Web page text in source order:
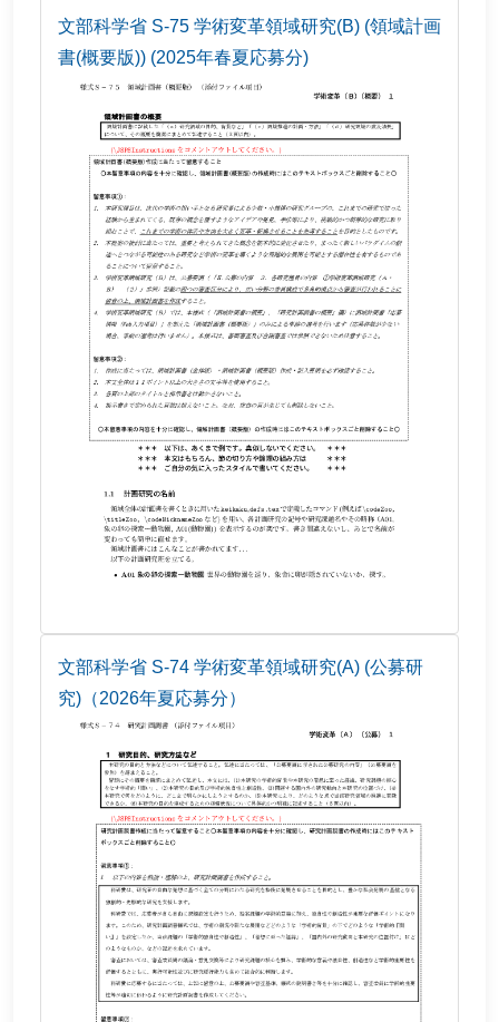
文部科学省 S-75 学術変革領域研究(B) (領域計画
書(概要版)) (2025年春夏応募分)
文部科学省 S-74 学術変革領域研究(A) (公募研
究)（2026年夏応募分）